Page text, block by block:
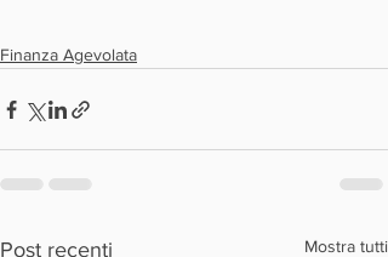
Finanza Agevolata
Post recenti Mostra tutti